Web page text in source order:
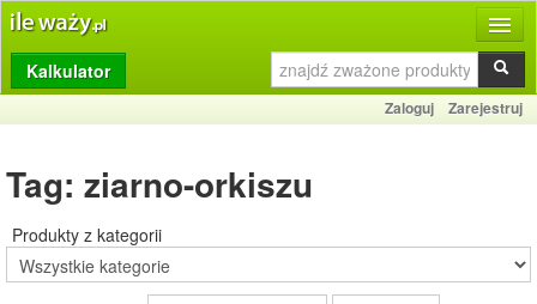
Produkty
Dziennik
Przelicznik
Porady
Kalkulator
Zaloguj Zarejestruj
Tag: ziarno-orkiszu
Produkty z kategorii